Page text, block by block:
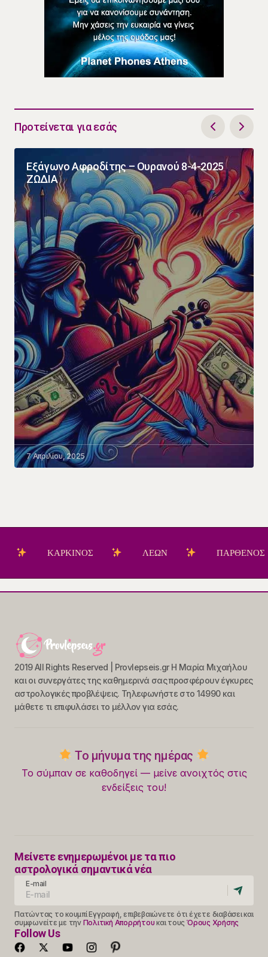
Προτείνεται για εσάς
Εξάγωνο Αφροδίτης – Ουρανού 8-4-2025
ΖΩΔΙΑ
7 Απριλίου, 2025
ΚΑΡΚΙΝΟΣ ΛΕΩΝ ΠΑΡΘΕΝΟΣ
2019 All Rights Reserved | Provlepseis.gr Η Μαρία Μιχαήλου
και οι συνεργάτες της καθημερινά σας προσφέρουν έγκυρες
αστρολογικές προβλέψεις. Τηλεφωνήστε στο 14990 και
μάθετε τι επιφυλάσει το μέλλον για εσάς.
Το μήνυμα της ημέρας
Το σύμπαν σε καθοδηγεί — μείνε ανοιχτός στις
ενδείξεις του!
Μείνετε ενημερωμένοι με τα πιο
αστρολογικά σημαντικά νέα
E-mail
Πατώντας το κουμπί Εγγραφή, επιβεβαιώνετε ότι έχετε διαβάσει και
συμφωνείτε με την Πολιτική Απορρήτου και τους Όρους Χρήσης
Follow Us